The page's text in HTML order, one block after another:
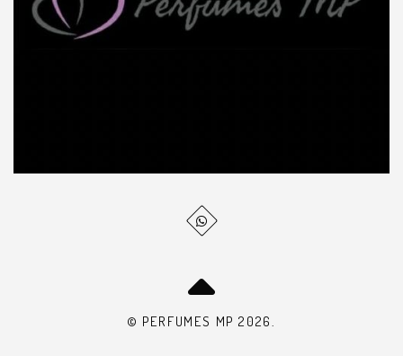
© PERFUMES MP 2026.